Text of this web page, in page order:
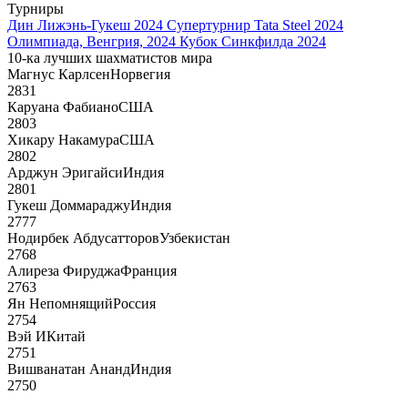
Турниры
Дин Лижэнь-Гукеш 2024 Супертурнир Tata Steel 2024
Олимпиада, Венгрия, 2024 Кубок Синкфилда 2024
10-ка лучших шахматистов мира
Магнус КарлсенНорвегия
2831
Каруана ФабианоСША
2803
Хикару НакамураСША
2802
Арджун ЭригайсиИндия
2801
Гукеш ДоммараджуИндия
2777
Нодирбек АбдусатторовУзбекистан
2768
Алиреза ФируджаФранция
2763
Ян НепомнящийРоссия
2754
Вэй ИКитай
2751
Вишванатан АнандИндия
2750